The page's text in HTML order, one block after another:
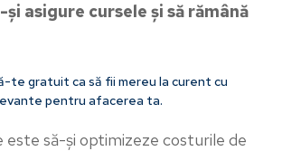
asigure cursele și să rămână
te gratuit ca să fii mereu la curent cu
pentru afacerea ta.
este să-și optimizeze costurile de